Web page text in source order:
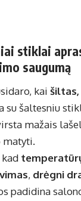
stiklai
saugumą
kai šiltas,
su šaltesniu
mažais
matyti.
, drėgni
padidina